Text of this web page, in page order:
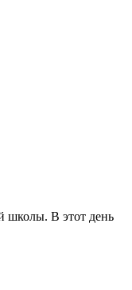
школы. В этот день